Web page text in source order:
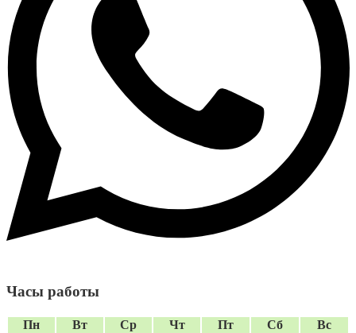
Часы работы
Пн Вт Ср Чт Пт Сб
Вс